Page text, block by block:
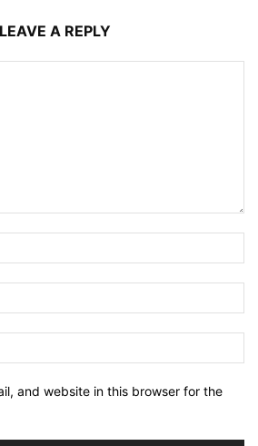
LEAVE A REPLY
and website in this browser for the